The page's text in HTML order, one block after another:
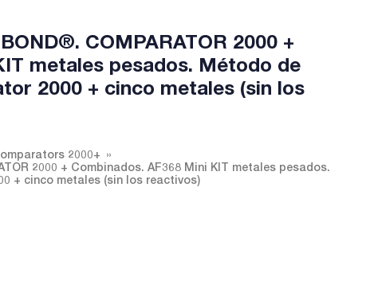
COMPARATOR 2000 +
metales pesados. Método de
2000 + cinco metales (sin los
2000+
2000 + Combinados. AF368 Mini KIT metales pesados.
+ cinco metales (sin los reactivos)